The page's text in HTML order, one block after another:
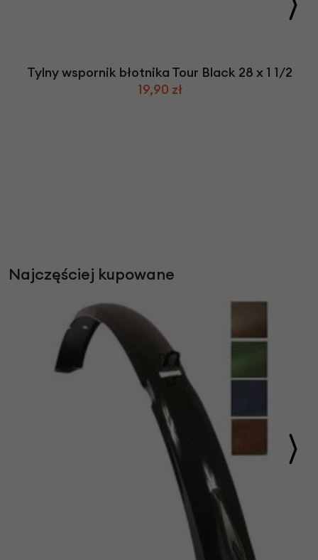
Tylny wspornik błotnika Tour Black 28 x 1 1/2
19,90 zł
Najczęściej kupowane